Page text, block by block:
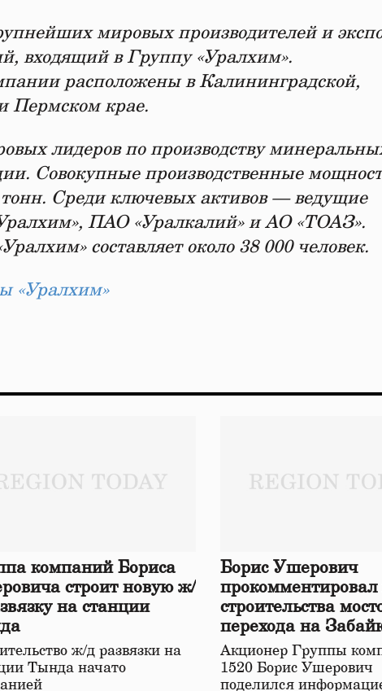
мировых производителей и
входящий в Группу «Уралхим».
расположены в Калининградской,
Пермском крае.
лидеров по производству
Совокупные производственные
Среди ключевых активов — ведущие
ПАО «Уралкалий» и АО «ТОАЗ».
составляет около 38 000 человек.
«Уралхим»
компаний Бориса
строит новую ж/
на станции
ж/д развязки на
Тында начато
Борис Ушерович
прокомментировал
строительства
перехода на
железной дороге
Акционер Группы
1520 Борис Ушерович
поделился